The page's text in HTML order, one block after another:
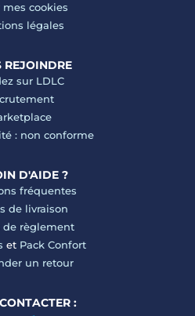
mes cookies
légales
REJOINDRE
sur LDLC
: non conforme
D'AIDE ?
fréquentes
de livraison
de règlement
et Pack Confort
un retour
: